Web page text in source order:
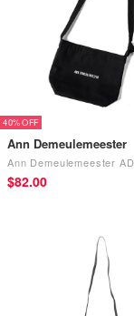
40%
Ann Demeulemeester
$‌82.00